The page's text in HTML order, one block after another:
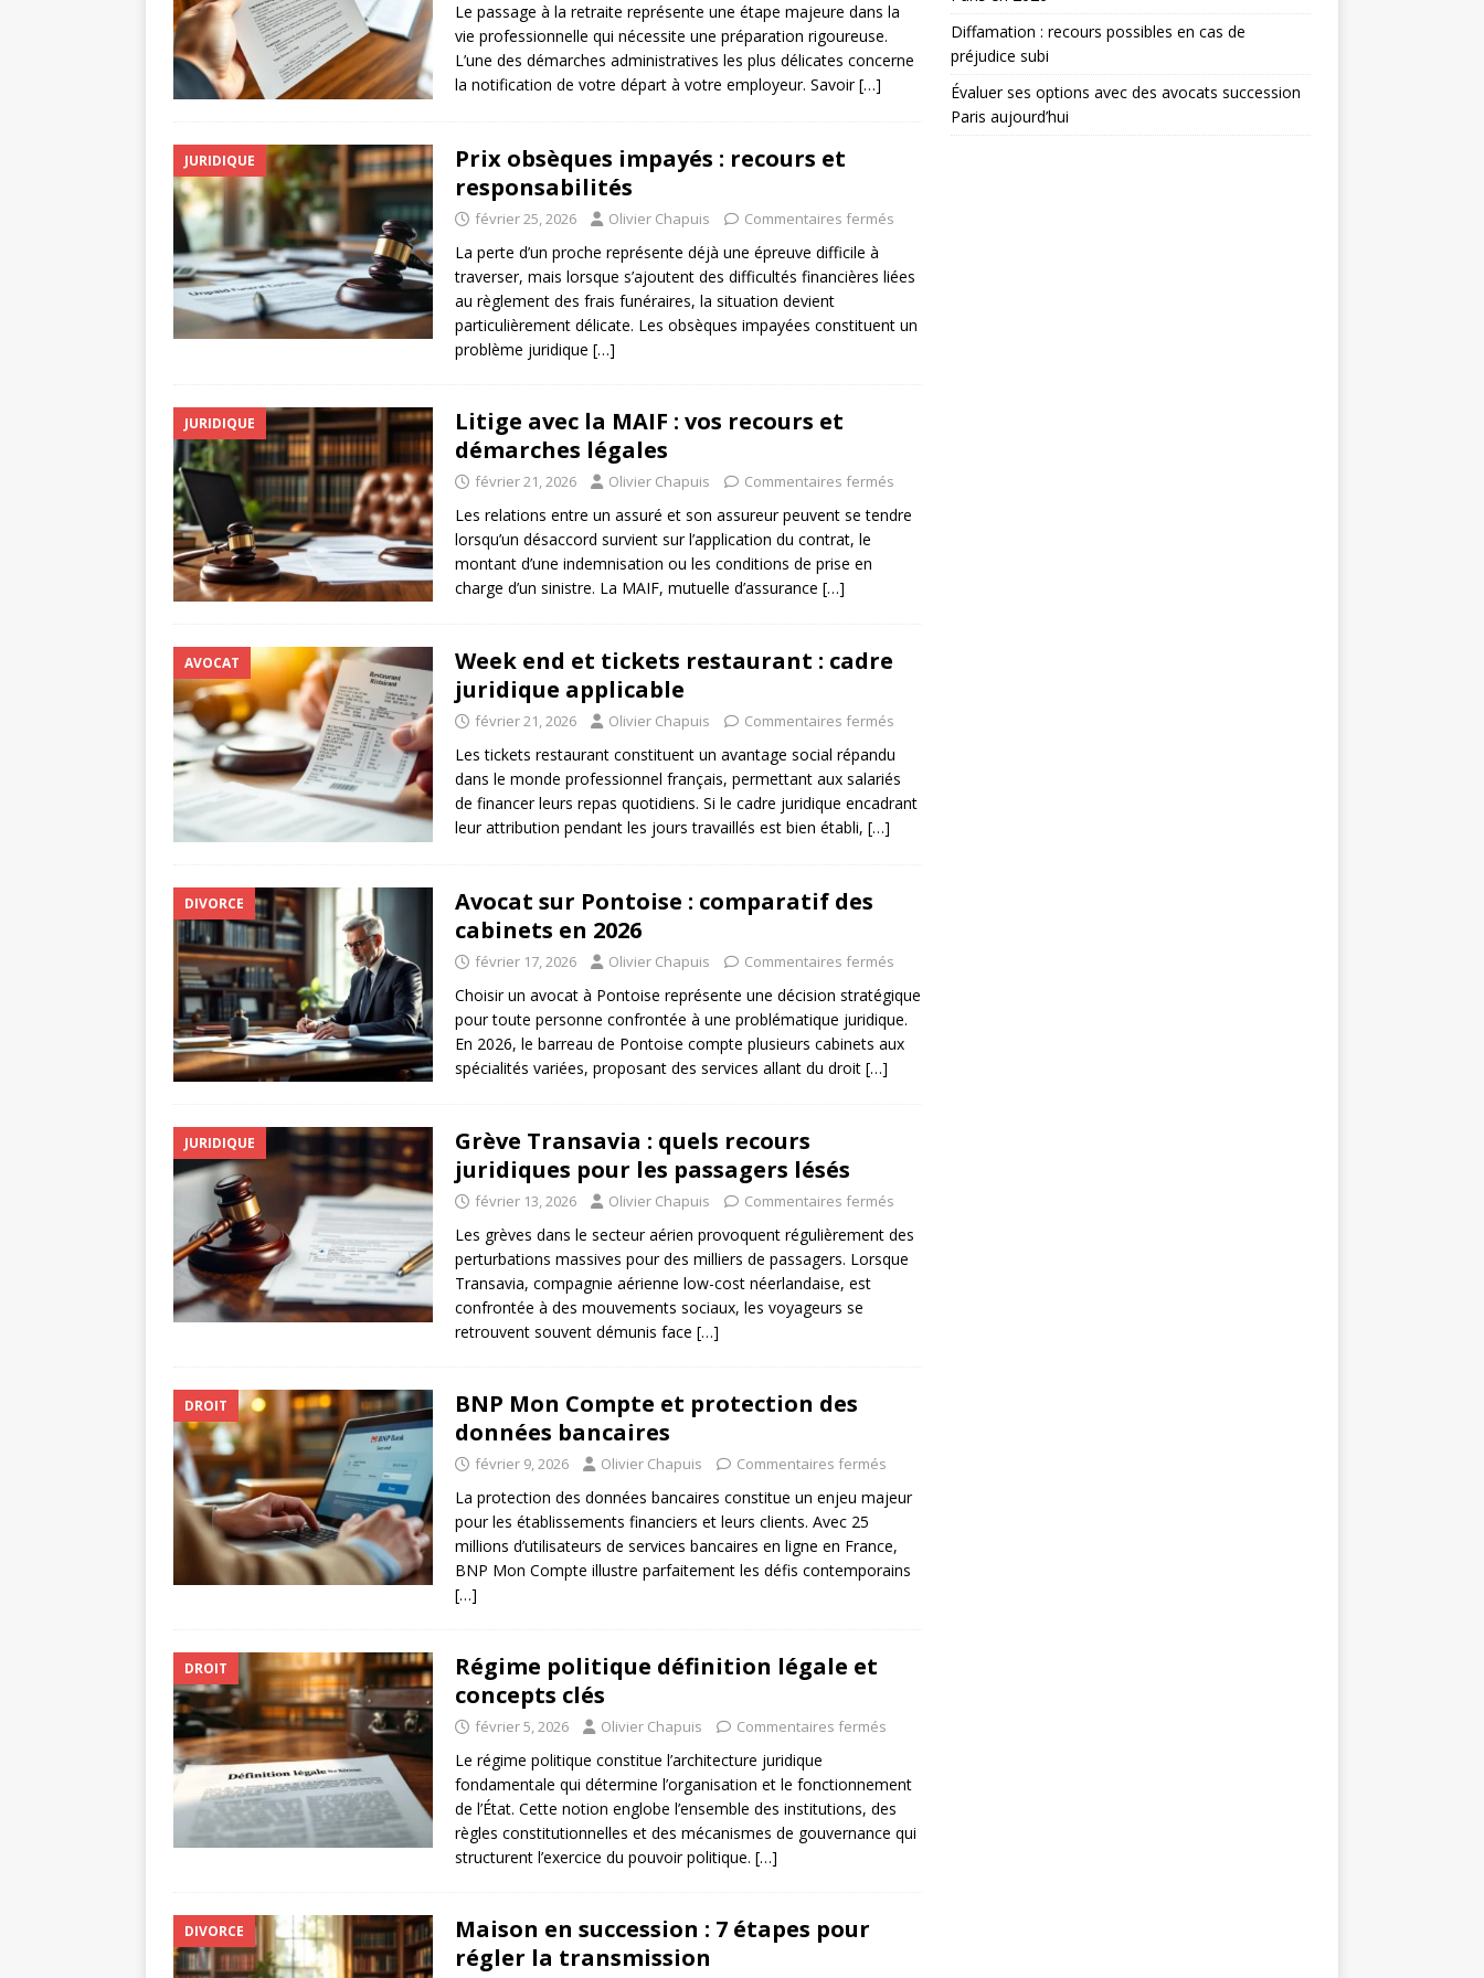
Le passage à la retraite représente une étape majeure dans la
vie professionnelle qui nécessite une préparation rigoureuse.
L’une des démarches administratives les plus délicates concerne
la notification de votre départ à votre employeur. Savoir[…]
JURIDIQUE
Prix obsèques impayés : recours et
responsabilités
février 25, 2026 Olivier Chapuis Commentaires fermés
La perte d’un proche représente déjà une épreuve difficile à
traverser, mais lorsque s’ajoutent des difficultés financières liées
au règlement des frais funéraires, la situation devient
particulièrement délicate. Les obsèques impayées constituent un
problème juridique […]
JURIDIQUE
Litige avec la MAIF : vos recours et
démarches légales
février 21, 2026 Olivier Chapuis Commentaires fermés
Les relations entre un assuré et son assureur peuvent se tendre
lorsqu’un désaccord survient sur l’application du contrat, le
montant d’une indemnisation ou les conditions de prise en
charge d’un sinistre. La MAIF, mutuelle d’assurance […]
AVOCAT
Week end et tickets restaurant : cadre
juridique applicable
février 21, 2026 Olivier Chapuis Commentaires fermés
Les tickets restaurant constituent un avantage social répandu
dans le monde professionnel français, permettant aux salariés
de financer leurs repas quotidiens. Si le cadre juridique encadrant
leur attribution pendant les jours travaillés est bien établi, […]
DIVORCE
Avocat sur Pontoise : comparatif des
cabinets en 2026
février 17, 2026 Olivier Chapuis Commentaires fermés
Choisir un avocat à Pontoise représente une décision stratégique
pour toute personne confrontée à une problématique juridique.
En 2026, le barreau de Pontoise compte plusieurs cabinets aux
spécialités variées, proposant des services allant du droit […]
JURIDIQUE
Grève Transavia : quels recours
juridiques pour les passagers lésés
février 13, 2026 Olivier Chapuis Commentaires fermés
Les grèves dans le secteur aérien provoquent régulièrement des
perturbations massives pour des milliers de passagers. Lorsque
Transavia, compagnie aérienne low-cost néerlandaise, est
confrontée à des mouvements sociaux, les voyageurs se
retrouvent souvent démunis face […]
DROIT
BNP Mon Compte et protection des
données bancaires
février 9, 2026 Olivier Chapuis Commentaires fermés
La protection des données bancaires constitue un enjeu majeur
pour les établissements financiers et leurs clients. Avec 25
millions d’utilisateurs de services bancaires en ligne en France,
BNP Mon Compte illustre parfaitement les défis contemporains
[…]
DROIT
Régime politique définition légale et
concepts clés
février 5, 2026 Olivier Chapuis Commentaires fermés
Le régime politique constitue l’architecture juridique
fondamentale qui détermine l’organisation et le fonctionnement
de l’État. Cette notion englobe l’ensemble des institutions, des
règles constitutionnelles et des mécanismes de gouvernance qui
structurent l’exercice du pouvoir politique. […]
DIVORCE
Maison en succession : 7 étapes pour
régler la transmission
Diffamation : recours possibles en cas de
préjudice subi
Évaluer ses options avec des avocats succession
Paris aujourd’hui